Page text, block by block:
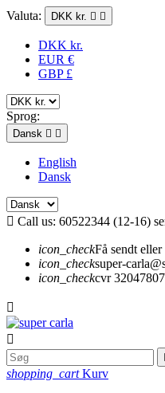
Valuta: DKK kr.  
DKK kr.
EUR €
GBP £
Sprog:
Dansk  
English
Dansk
 Call us: 60522344 (12-16)
icon_checkFå sendt
icon_checksuper-
icon_checkcvr 32047807


shopping_cart Kurv